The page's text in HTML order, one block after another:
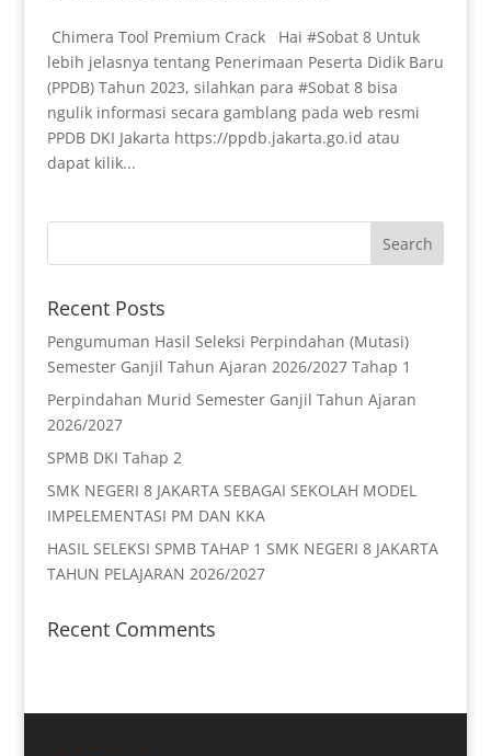
Chimera Tool Premium Crack Hai #Sobat 8 Untuk
lebih jelasnya tentang Penerimaan Peserta Didik Baru
(PPDB) Tahun 2023, silahkan para #Sobat 8 bisa
ngulik informasi secara gamblang pada web resmi
PPDB DKI Jakarta https://ppdb.jakarta.go.id atau
dapat kilik...
Recent Posts
Pengumuman Hasil Seleksi Perpindahan (Mutasi)
Semester Ganjil Tahun Ajaran 2026/2027 Tahap 1
Perpindahan Murid Semester Ganjil Tahun Ajaran
2026/2027
SPMB DKI Tahap 2
SMK NEGERI 8 JAKARTA SEBAGAI SEKOLAH MODEL
IMPELEMENTASI PM DAN KKA
HASIL SELEKSI SPMB TAHAP 1 SMK NEGERI 8 JAKARTA
TAHUN PELAJARAN 2026/2027
Recent Comments